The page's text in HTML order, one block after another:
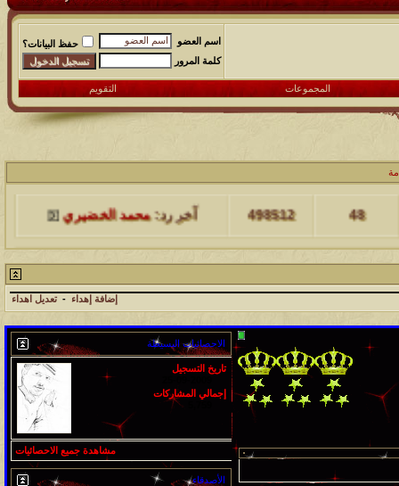
اسم العضو
حفظ البيانات؟
كلمة المرور
المجموعات التقويم
مشاركات المشاهدات آخر مشاركة
آخر رد:
مشاركات المشاهدات آخر مشاركة
17
231770 آخر رد:محمد الخضيري
مشاركات المشاهدات
آخر مشاركة
12
177576 آخر رد:محمد الخضيري
مشاركات المشاهدات
آخر مشاركة
97429 محمد الخضيري
مشاركات المشاهدات
آخر مشاركة
24
212790 آخر رد: محمد الخضيري
إضافة إهداء - تعديل اهداء
الاحصائيات البسيطة
تاريخ التسجيل
إجمالي المشاركات
مشاهدة جميع الاحصائيات
الأصدقاء